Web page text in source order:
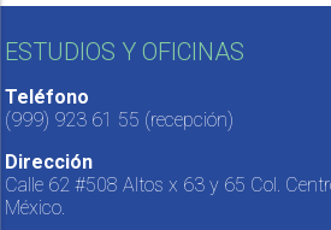
ESTUDIOS Y OFICINAS
Teléfono
(999) 923 61 55 (recepción)
Dirección
Calle 62 #508 Altos x 63 y 65 Col.
México.